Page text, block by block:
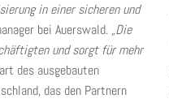
in einer sicheren und
bei Auerswald. „Die
und sorgt für mehr
des ausgebauten
das den Partnern